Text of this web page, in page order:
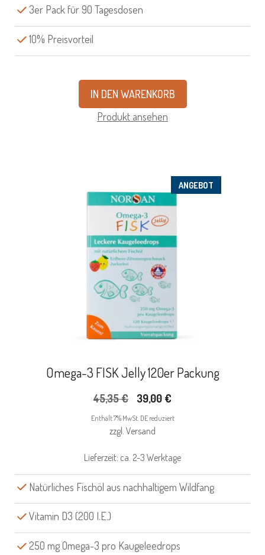
3er Pack für 90 Tagesdosen
10% Preisvorteil
IN DEN WARENKORB
Produkt ansehen
ANGEBOT
Omega-3 FISK Jelly 120er Packung
45,35€
Ursprünglicher
Preis
war:
39,00 €
Preis
Enthält 7% MwSt. DE reduziert
zzgl. Versand
Lieferzeit: ca. 2-3 Werktage
Natürliches Fischöl aus nachhaltigem Wildfang
Vitamin D3 (200 I.E.)
250 mg Omega-3 pro Kaugeleedrops